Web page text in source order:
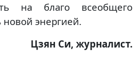
на благо всеобщего
энергией.
Цзян Си, журналист.